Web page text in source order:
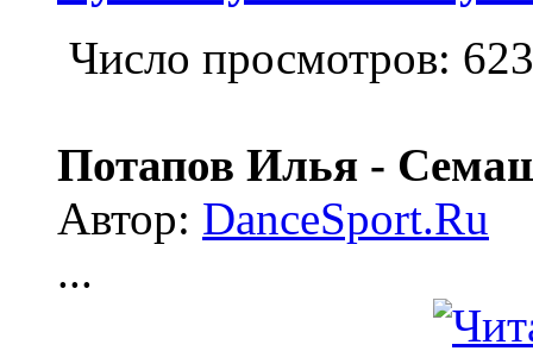
Число просмотров:
Потапов Илья -
Автор: DanceSport.Ru
...